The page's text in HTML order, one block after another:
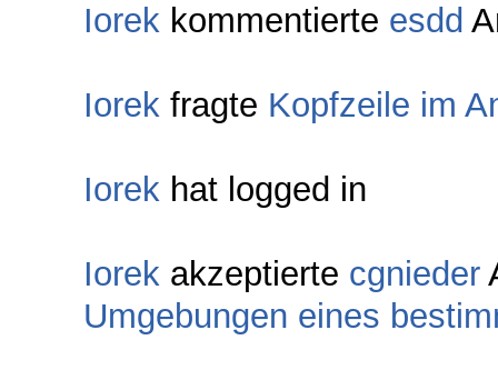
Iorek kommentierte esdd
Iorek fragte Kopfzeile im
Iorek hat logged in
Iorek akzeptierte cgnieder
Umgebungen eines